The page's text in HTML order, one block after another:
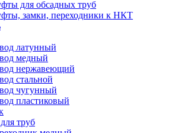
для обсадных труб
замки, переходники к НКТ
латунный
медный
нержавеющий
стальной
чугунный
пластиковый
труб